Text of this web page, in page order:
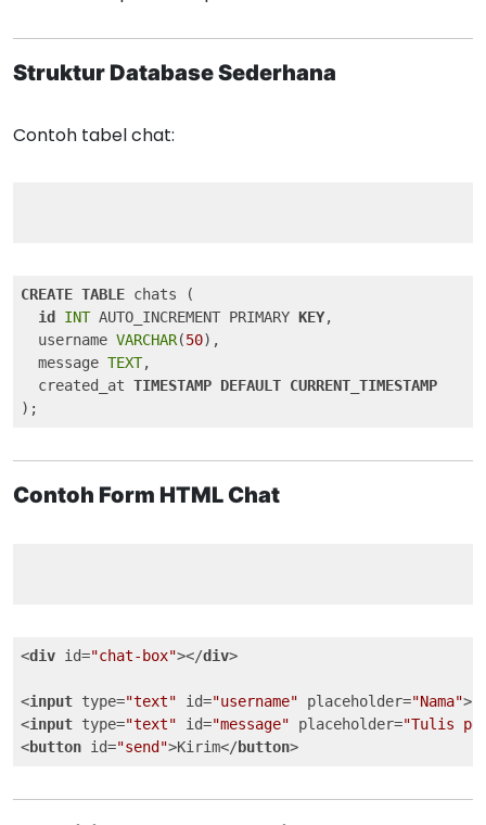
Struktur Database Sederhana
Contoh tabel chat:
CREATE TABLE chats (
id
INT AUTO_INCREMENT PRIMARY KEY,
  username
VARCHAR(50),
  message
TEXT,
  created_at
TIMESTAMP DEFAULT CURRENT_TIMESTAMP
);
Contoh Form HTML Chat
<div id="chat-box"></div>
<input type="text" id="username" placeholder="Nama">
<input type="text" id="message" placeholder="Tulis
<button id="send">Kirim</button>